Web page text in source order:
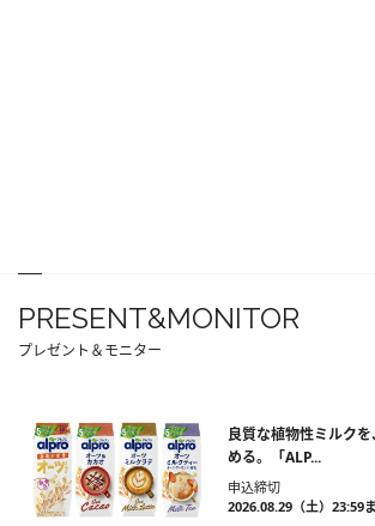
PRESENT&MONITOR
プレゼント＆モニター
良質な植物性ミルク
める。「ALP...
申込締切
2026.08.29（土）23:59